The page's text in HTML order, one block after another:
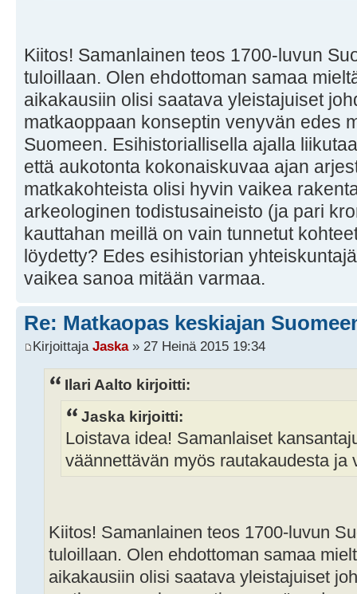
Kiitos! Samanlainen teos 1700-luvun
tuloillaan. Olen ehdottoman samaa
aikakausiin olisi saatava yleistajuiset
matkaoppaan konseptin venyvän edes
Suomeen. Esihistoriallisella ajalla
että aukotonta kokonaiskuvaa ajan
matkakohteista olisi hyvin vaikea
arkeologinen todistusaineisto (ja pari
kauttahan meillä on vain tunnetut
löydetty? Edes esihistorian
vaikea sanoa mitään varmaa.
Re: Matkaopas keskiajan
Kirjoittaja Jaska» 27 Heinä 2015 19:34
Ilari Aalto kirjoitti:
Jaska kirjoitti:
Loistava idea! Samanlaiset
väännettävän myös rautakaudesta ja
Kiitos! Samanlainen teos 1700-luvun
tuloillaan. Olen ehdottoman samaa
aikakausiin olisi saatava yleistajuiset